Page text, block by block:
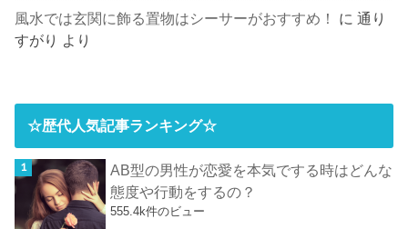
風水では玄関に飾る置物はシーサーがおすすめ！ に通り
すがり より
☆歴代人気記事ランキング☆
AB型の男性が恋愛を本気でする時はどんな
態度や行動をするの？
555.4k件のビュー